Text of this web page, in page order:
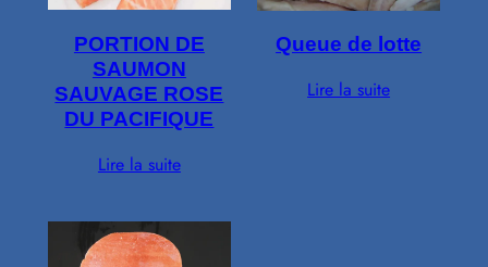
PORTION DE
SAUMON
SAUVAGE ROSE
DU PACIFIQUE
Lire la suite
Queue de lotte
Lire la suite